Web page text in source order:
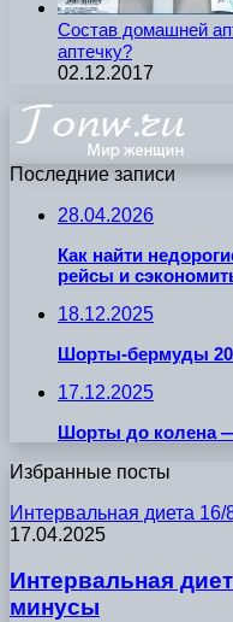
Состав домашней
аптечку?
02.12.2017
Последние записи
28.04.2026
Как найти
рейсы и
18.12.2025
Шорты-бермуды
17.12.2025
Шорты до колена —
Избранные посты
Интервальная диета
17.04.2025
Интервальная
минусы